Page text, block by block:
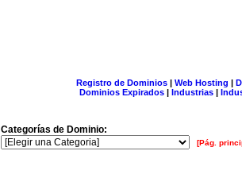
Registro de Dominios| Web Hosting |
Dominios Expirados | Industrias |
Categorías de Dominio:
[Pág.